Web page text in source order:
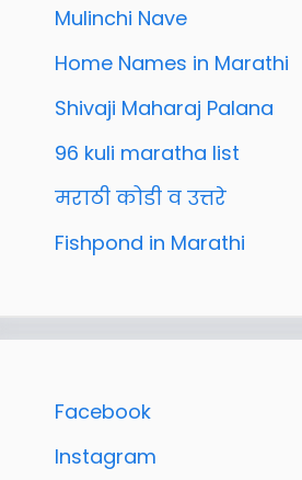
Mulinchi Nave
Home Names in Marathi
Shivaji Maharaj Palana
96 kuli maratha list
मराठी कोडी व उत्तरे
Fishpond in Marathi
Facebook
Instagram